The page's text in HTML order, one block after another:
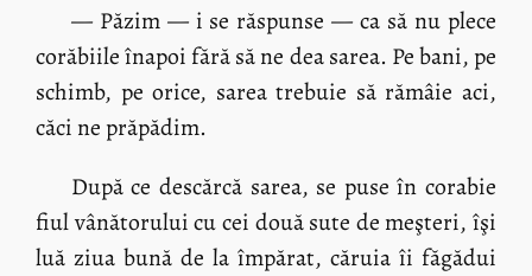
— Păzim — i se răspunse — ca să nu plece
corăbiile înapoi fără să ne dea sarea. Pe bani, pe
schimb, pe orice, sarea trebuie să rămâie aci,
căci ne prăpădim.
După ce descărcă sarea, se puse în corabie
fiul vânătorului cu cei două sute de meşteri, îşi
luă ziua bună de la împărat, căruia îi făgădui